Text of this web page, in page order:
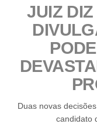
JUIZ
Duas novas
candidato